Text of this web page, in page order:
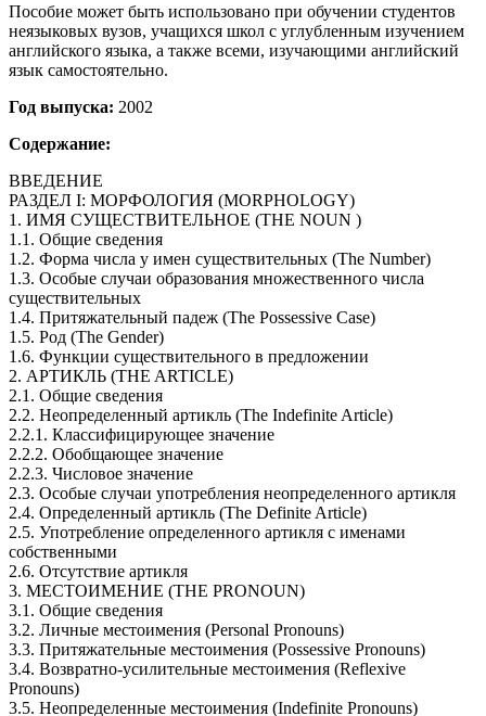
Пособие может быть использовано при обучении студентов
неязыковых вузов, учащихся школ с углубленным изучением
английского языка, а также всеми, изучающими английский
язык самостоятельно.
Год выпуска: 2002
Содержание:
ВВЕДЕНИЕ
РАЗДЕЛ I: МОРФОЛОГИЯ (MORPHOLOGY)
1. ИМЯ СУЩЕСТВИТЕЛЬНОЕ (THE NOUN )
1.1. Общие сведения
1.2. Форма числа у имен существительных (The Number)
1.3. Особые случаи образования множественного числа
существительных
1.4. Притяжательный падеж (The Possеssive Case)
1.5. Род (The Gender)
1.6. Функции существительного в предложении
2. АРТИКЛЬ (THE ARTICLE)
2.1. Общие сведения
2.2. Неопределенный артикль (The Indefinite Article)
2.2.1. Классифицирующее значение
2.2.2. Обобщающее значение
2.2.3. Числовое значение
2.3. Особые случаи употребления неопределенного артикля
2.4. Определенный артикль (The Definite Article)
2.5. Употребление определенного артикля с именами
собственными
2.6. Отсутствие артикля
3. МЕСТОИМЕНИЕ (THE PRONOUN)
3.1. Общие сведения
3.2. Личные местоимения (Personal Pronouns)
3.3. Притяжательные местоимения (Possessive Pronouns)
3.4. Возвратно-усилительные местоимения (Reflexive
Pronouns)
3.5. Неопределенные местоимения (Indefinite Pronouns)